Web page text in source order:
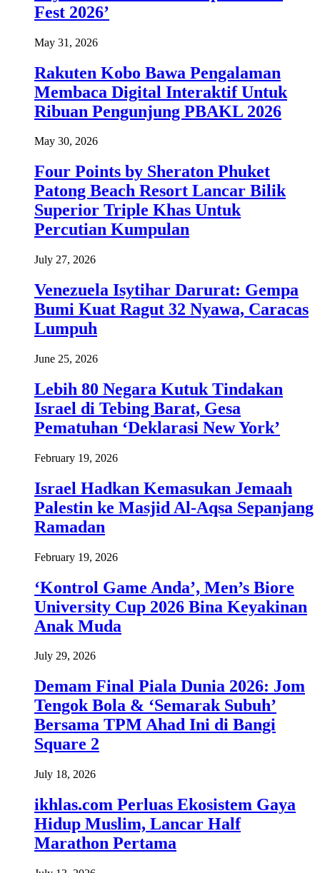
Fest 2026’
May 31, 2026
Rakuten Kobo Bawa Pengalaman
Membaca Digital Interaktif Untuk
Ribuan Pengunjung PBAKL 2026
May 30, 2026
Four Points by Sheraton Phuket
Patong Beach Resort Lancar Bilik
Superior Triple Khas Untuk
Percutian Kumpulan
July 27, 2026
Venezuela Isytihar Darurat: Gempa
Bumi Kuat Ragut 32 Nyawa, Caracas
Lumpuh
June 25, 2026
Lebih 80 Negara Kutuk Tindakan
Israel di Tebing Barat, Gesa
Pematuhan ‘Deklarasi New York’
February 19, 2026
Israel Hadkan Kemasukan Jemaah
Palestin ke Masjid Al-Aqsa Sepanjang
Ramadan
February 19, 2026
‘Kontrol Game Anda’, Men’s Biore
University Cup 2026 Bina Keyakinan
Anak Muda
July 29, 2026
Demam Final Piala Dunia 2026: Jom
Tengok Bola & ‘Semarak Subuh’
Bersama TPM Ahad Ini di Bangi
Square 2
July 18, 2026
ikhlas.com Perluas Ekosistem Gaya
Hidup Muslim, Lancar Half
Marathon Pertama